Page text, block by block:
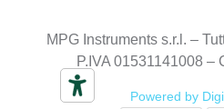
MPG Instruments s.r.l. –
P.IVA 01531141008 –
Powered by